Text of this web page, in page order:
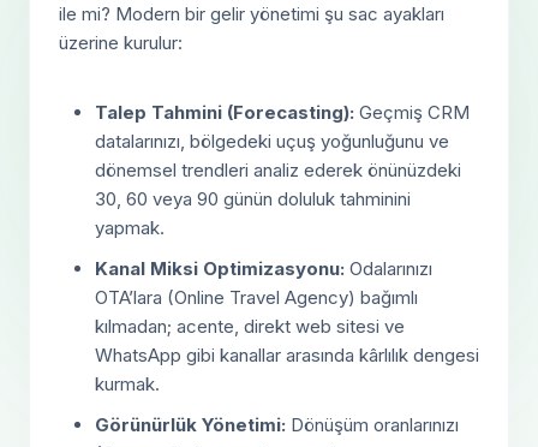
ile mi? Modern bir gelir yönetimi şu sac ayakları
üzerine kurulur:
Talep Tahmini (Forecasting): Geçmiş CRM
datalarınızı, bölgedeki uçuş yoğunluğunu ve
dönemsel trendleri analiz ederek önünüzdeki
30, 60 veya 90 günün doluluk tahminini
yapmak.
Kanal Miksi Optimizasyonu: Odalarınızı
OTA’lara (Online Travel Agency) bağımlı
kılmadan; acente, direkt web sitesi ve
WhatsApp gibi kanallar arasında kârlılık dengesi
kurmak.
Görünürlük Yönetimi: Dönüşüm oranlarınızı